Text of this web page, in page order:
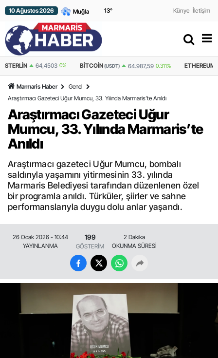
10 Ağustos 2026 13° Künye İletişim
BITCOIN(USDT) 64.987,59 0.311% ETHEREUM(USDT) 1.916,15 0.12%
Marmaris Haber
Genel
Araştırmacı Gazeteci Uğur Mumcu, 33. Yılında Marmaris’te Anıldı
Araştırmacı Gazeteci Uğur
Mumcu, 33. Yılında Marmaris’te
Anıldı
Araştırmacı gazeteci Uğur Mumcu, bombalı
saldırıyla yaşamını yitirmesinin 33. yılında
Marmaris Belediyesi tarafından düzenlenen özel
bir programla anıldı. Türküler, şiirler ve sahne
performanslarıyla duygu dolu anlar yaşandı.
26 Ocak 2026 - 10:44
YAYINLANMA
199
GÖSTERİM
2 Dakika
OKUNMA SÜRESİ